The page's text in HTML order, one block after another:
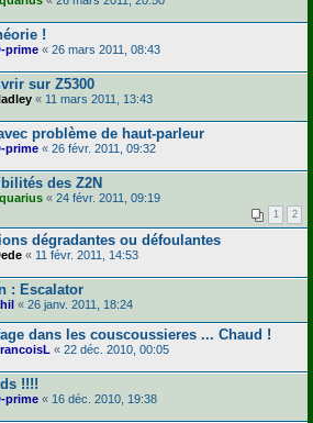
!
prime « 26 mars 2011, 08:43
sur Z5300
« 11 mars 2011, 13:43
problème de haut-parleur
prime « 26 févr. 2011, 09:32
des Z2N
« 24 févr. 2011, 09:19
1 2
dégradantes ou défoulantes
« 11 févr. 2011, 14:53
: Escalator
« 26 janv. 2011, 18:24
dans les couscoussieres ... Chaud !
« 22 déc. 2010, 00:05
!!!!
prime « 16 déc. 2010, 19:38